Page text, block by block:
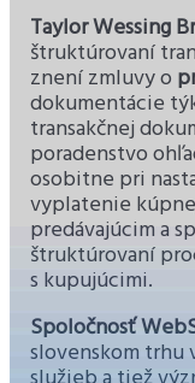
Taylor Wessing
štruktúrovaní
znení zmluvy o
dokumentácie
transakčnej
poradenstvo
osobitne pri
vyplatenie
predávajúcim a
štruktúrovaní
s kupujúcimi.
Spoločnosť
slovenskom